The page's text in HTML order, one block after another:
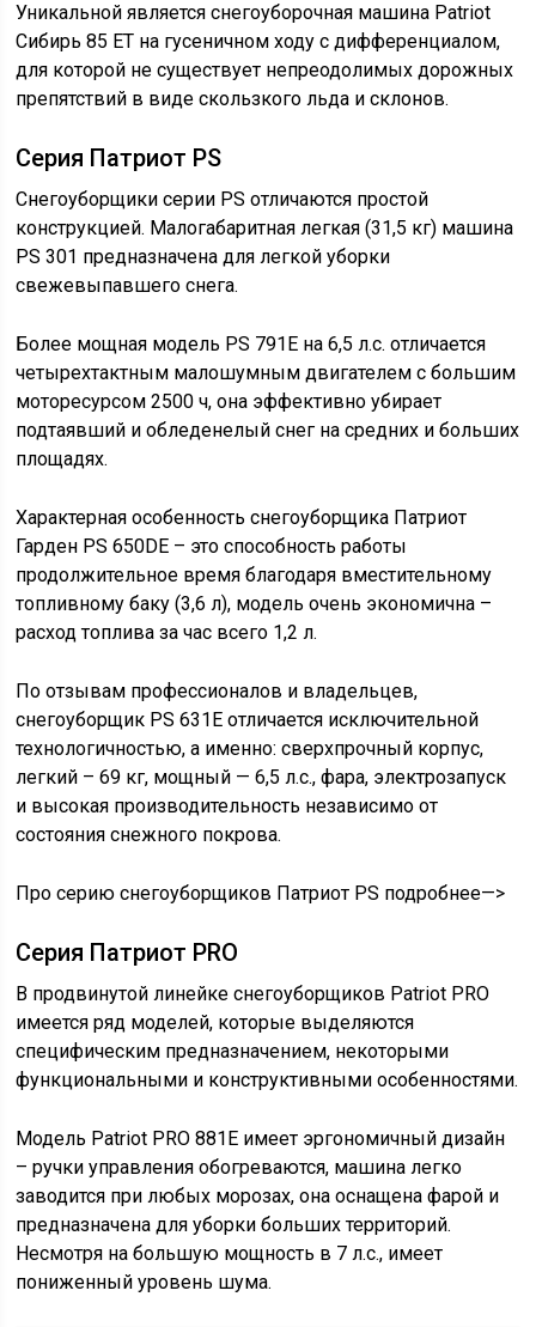
Уникальной является снегоуборочная машина Patriot
Сибирь 85 ЕТ на гусеничном ходу с дифференциалом,
для которой не существует непреодолимых дорожных
препятствий в виде скользкого льда и склонов.
Серия Патриот PS
Снегоуборщики серии PS отличаются простой
конструкцией. Малогабаритная легкая (31,5 кг) машина
PS 301 предназначена для легкой уборки
свежевыпавшего снега.
Более мощная модель PS 791Е на 6,5 л.с. отличается
четырехтактным малошумным двигателем с большим
моторесурсом 2500 ч, она эффективно убирает
подтаявший и обледенелый снег на средних и больших
площадях.
Характерная особенность снегоуборщика Патриот
Гарден PS 650DЕ – это способность работы
продолжительное время благодаря вместительному
топливному баку (3,6 л), модель очень экономична –
расход топлива за час всего 1,2 л.
По отзывам профессионалов и владельцев,
снегоуборщик PS 631Е отличается исключительной
технологичностью, а именно: сверхпрочный корпус,
легкий – 69 кг, мощный — 6,5 л.с., фара, электрозапуск
и высокая производительность независимо от
состояния снежного покрова.
Про серию снегоуборщиков Патриот PS подробнее—>
Серия Патриот PRO
В продвинутой линейке снегоуборщиков Patriot PRO
имеется ряд моделей, которые выделяются
специфическим предназначением, некоторыми
функциональными и конструктивными особенностями.
Модель Patriot PRO 881Е имеет эргономичный дизайн
– ручки управления обогреваются, машина легко
заводится при любых морозах, она оснащена фарой и
предназначена для уборки больших территорий.
Несмотря на большую мощность в 7 л.с., имеет
пониженный уровень шума.